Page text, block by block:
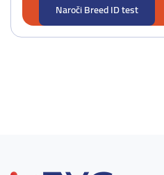
Naroči Breed ID test